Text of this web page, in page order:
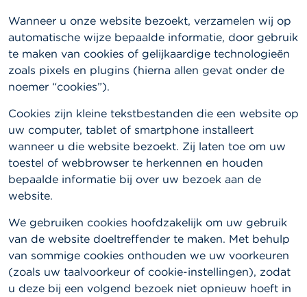
Wanneer u onze website bezoekt, verzamelen wij op
automatische wijze bepaalde informatie, door gebruik
te maken van cookies of gelijkaardige technologieën
zoals pixels en plugins (hierna allen gevat onder de
noemer “cookies”).
Cookies zijn kleine tekstbestanden die een website op
uw computer, tablet of smartphone installeert
wanneer u die website bezoekt. Zij laten toe om uw
toestel of webbrowser te herkennen en houden
bepaalde informatie bij over uw bezoek aan de
website.
We gebruiken cookies hoofdzakelijk om uw gebruik
van de website doeltreffender te maken. Met behulp
van sommige cookies onthouden we uw voorkeuren
(zoals uw taalvoorkeur of cookie-instellingen), zodat
u deze bij een volgend bezoek niet opnieuw hoeft in